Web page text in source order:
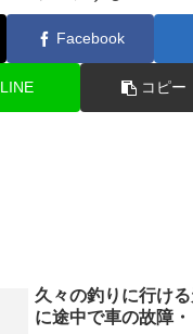
Facebook
LINE コピー
久々の釣りに行け
に途中で車の故障・